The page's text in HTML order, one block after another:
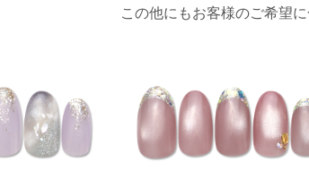
この他にもお客様のご希望